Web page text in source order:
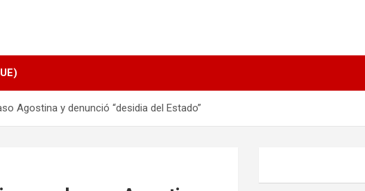
Agostina y denunció “desidia del Estado”